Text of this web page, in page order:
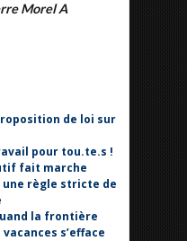
Morel A
de loi sur
pour tou.te.s !
fait marche
règle stricte de
la frontière
s’efface